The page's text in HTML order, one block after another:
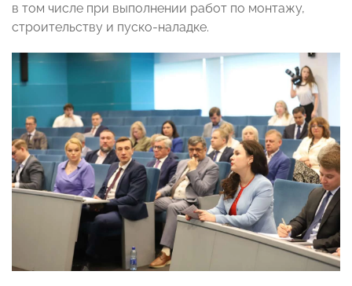
в том числе при выполнении работ по монтажу,
строительству и пуско‑наладке.